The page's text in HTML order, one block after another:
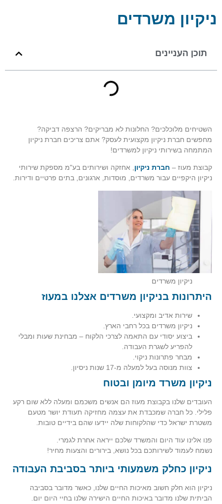
ניקיון משרדים
תוכן העניינים
השטיחים מלוכלכים? החלונות לא מבריקים? הרצפה דביקה?
מחפשים חברת ניקיון מקצועית לעסק? אתם צריכים חברת ניקיון
המתמחה בשירותי ניקיון למשרדים!
קבוצת מעוז – חברת ניקיון, אחזקה ושירותים בע"מ מספקת שירותי
ניקיון היקפיים עבור משרדים, מוסדות, ארגונים, בתים פרטיים ודירות.
ניקיון משרדים
היתרונות בניקיון משרדים אצלנו במעוז
שירות אדיב ומקצועי.
ניקיון משרדים בכל רחבי הארץ.
ביצוע יסודי עם התאמה לצרכי הלקוח – מבחינת שעות ומבלי
להפריע לשגרת העבודה.
מבחר פתרונות ניקוי.
צוות מנוסה בעל למעלה מ-17 שנות ניסיון.
ניקיון משרד מיומן ובטוח
העובדים שלנו בקבוצת מעוז הם אנשים משכמם ומעלה ללא שום רקע
פלילי. כל חברה שמכבדת את עצמה מחזיקה תעודת יושר מטעם
משטרת ישראל כדי שהלקוחות שלה יידעו שהם בידיים טובות.
פנו אלינו עוד היום והמשרד שלכם ייראה אחרת לגמרי.
נשמח לעמוד לשירותכם בכל נושא, בירורים והצעות מחיר!
ניקיון כחלק משמעותי ביותר בסביבת העבודה
ניקיון הוא חלק חשוב מאיכות החיים שלנו, כאשר מדובר בסביבה
הביתית שלנו מדובר באיכות החיים הישירה שלנו בחיי היום יום.